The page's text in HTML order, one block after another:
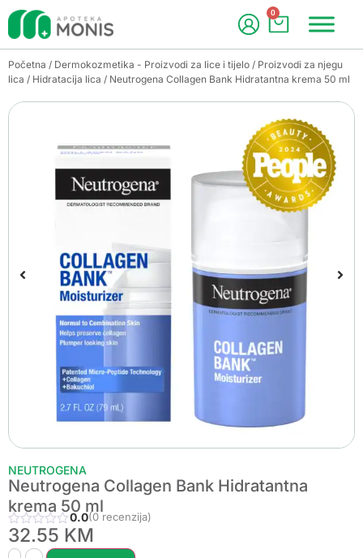
0
Početna / Dermokozmetika - Proizvodi za lice i tijelo / Proizvodi za njegu
lica / Hidratacija lica / Neutrogena Collagen Bank Hidratantna krema 50 ml
NEUTROGENA
Neutrogena Collagen Bank Hidratantna
krema 50 ml
0.0(0 recenzija)
32.55 KM